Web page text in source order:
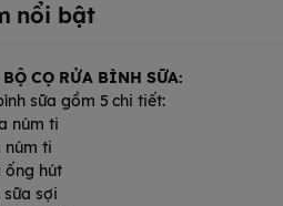
nổi bật
CỌ RỬA BÌNH SỮA:
sữa gồm 5 chi tiết:
núm ti
núm ti
ống hút
sữa sợi